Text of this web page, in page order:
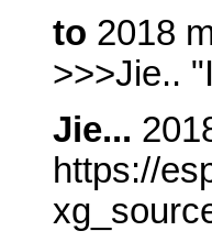
to 2018
>>>Jie..
Jie...
https://